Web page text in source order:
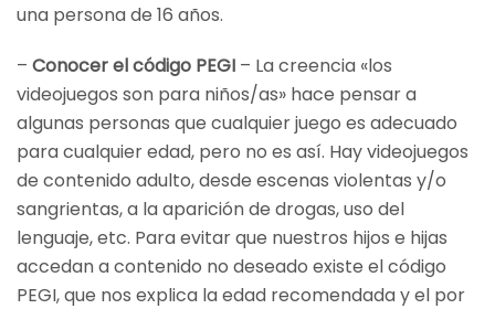
una persona de 16 años.
– Conocer el código PEGI – La creencia «los
videojuegos son para niños/as» hace pensar a
algunas personas que cualquier juego es adecuado
para cualquier edad, pero no es así. Hay videojuegos
de contenido adulto, desde escenas violentas y/o
sangrientas, a la aparición de drogas, uso del
lenguaje, etc. Para evitar que nuestros hijos e hijas
accedan a contenido no deseado existe el código
PEGI, que nos explica la edad recomendada y el por